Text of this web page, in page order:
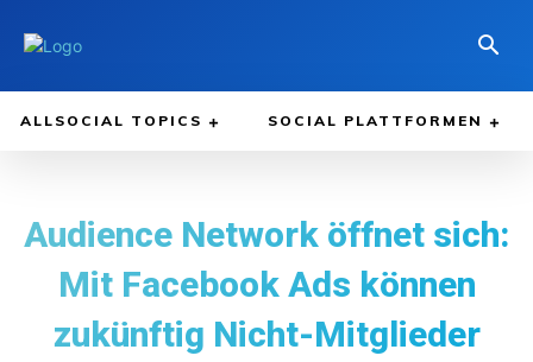
ALLSOCIAL TOPICS SOCIAL PLATTFORMEN
Audience Network öffnet sich:
Mit Facebook Ads können
zukünftig Nicht-Mitglieder